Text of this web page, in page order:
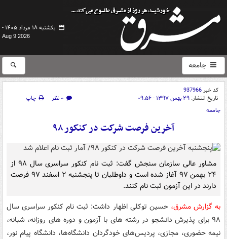
یکشنبه ۱۸ مرداد ۱۴۰۵ -
Aug 9 2026
جامعه
کد خبر937966
تاریخ انتشار: ۲۹ بهمن ۱۳۹۷ - ۰۹:۵۶ ۰ نظر
چاپ
جامعه
آخرین فرصت شرکت در کنکور ۹۸
مشاور عالی سازمان سنجش گفت: ثبت نام کنکور سراسری سال ۹۸ از
۲۴ بهمن ۹۷ آغاز شده است و داوطلبان تا پنجشنبه ۲ اسفند ۹۷ فرصت
دارند در این آزمون ثبت نام کنند.
به گزارش مشرق، حسین توکلی اظهار داشت: ثبت نام کنکور سراسری سال
۹۸ برای پذیرش دانشجو در رشته های با آزمون و دوره های روزانه، شبانه،
نیمه حضوری، مجازی، پردیس‌های خودگردان دانشگاه‌ها، دانشگاه پیام نور،